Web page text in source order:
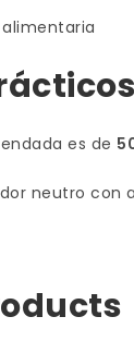
es de
neutro con